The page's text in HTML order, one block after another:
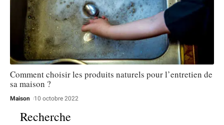
Comment choisir les produits naturels pour l’entretien de
sa maison ?
Maison 10 octobre 2022
Recherche